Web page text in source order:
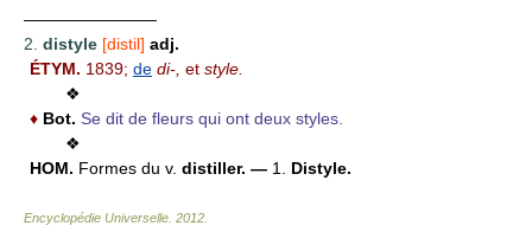
————————
2. distyle [distil] adj.
ÉTYM. 1839; de di-, et style.
❖
♦ Bot. Se dit de fleurs qui ont deux styles.
❖
HOM. Formes du v. distiller. — 1. Distyle.
Encyclopédie Universelle 2012